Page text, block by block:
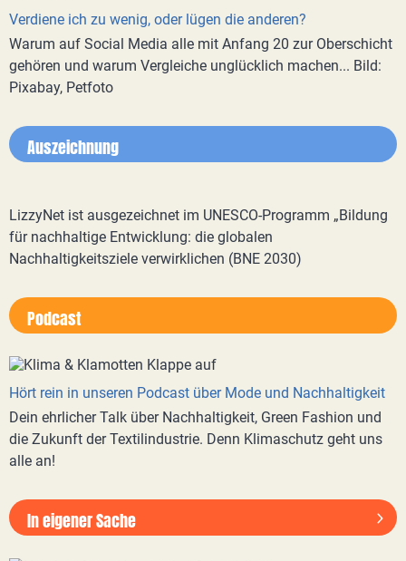
Verdiene ich zu wenig, oder lügen die anderen?
Warum auf Social Media alle mit Anfang 20 zur Oberschicht
gehören und warum Vergleiche unglücklich machen... Bild:
Pixabay, Petfoto
Auszeichnung
LizzyNet ist ausgezeichnet im UNESCO-Programm „Bildung
für nachhaltige Entwicklung: die globalen
Nachhaltigkeitsziele verwirklichen (BNE 2030)
Podcast
Hört rein in unseren Podcast über Mode und Nachhaltigkeit
Dein ehrlicher Talk über Nachhaltigkeit, Green Fashion und
die Zukunft der Textilindustrie. Denn Klimaschutz geht uns
alle an!
In eigener Sache